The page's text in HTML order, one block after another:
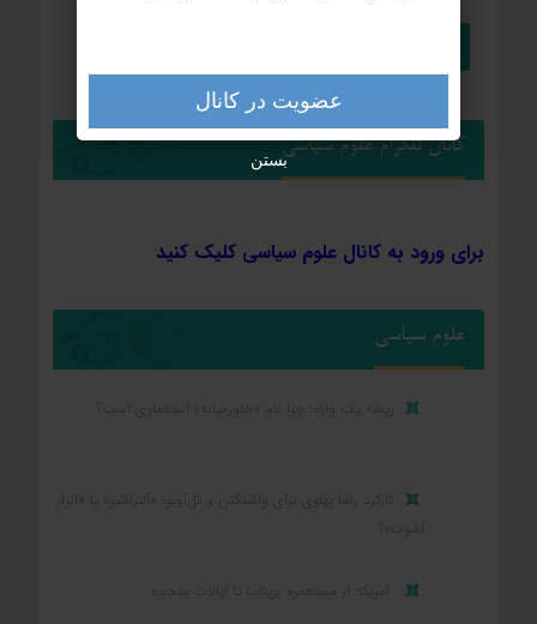
کانال تلگرام علوم سیاسی
برای ورود به کانال علوم سیاسی کلیک کنید
علوم سیاسی
ریشه یک واژه؛ چرا نام «خاورمیانه» استعماری است؟
آمریکا: از مستعمره بریتانیا تا ایالات متحده
عضویت در کانال
بستن